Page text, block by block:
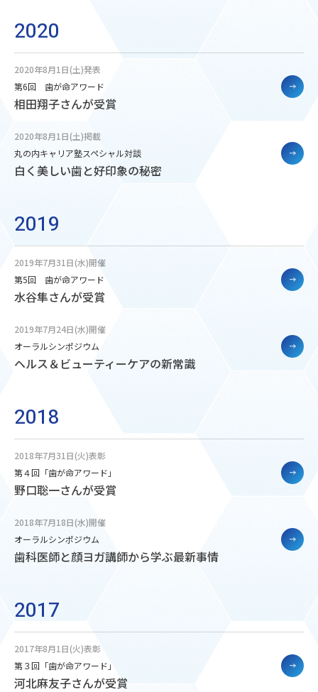
2020
2020年8月1日(土)発表
第6回 歯が命アワード
相田翔子さんが受賞
2020年8月1日(土)掲載
丸の内キャリア塾スペシャル対談
白く美しい歯と好印象の秘密
2019
2019年7月31日(水)開催
第5回 歯が命アワード
水谷隼さんが受賞
2019年7月24日(水)開催
オーラルシンポジウム
ヘルス＆ビューティーケアの新常識
2018
2018年7月31日(火)表彰
第４回「歯が命アワード」
野口聡一さんが受賞
2018年7月18日(水)開催
オーラルシンポジウム
歯科医師と顔ヨガ講師から学ぶ最新事情
2017
2017年8月1日(火)表彰
第３回「歯が命アワード」
河北麻友子さんが受賞